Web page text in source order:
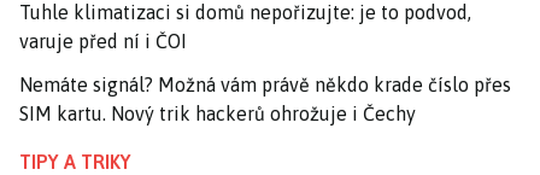
Tuhle klimatizaci si domů nepořizujte: je to podvod,
varuje před ní i ČOI
Nemáte signál? Možná vám právě někdo krade číslo přes
SIM kartu. Nový trik hackerů ohrožuje i Čechy
TIPY A TRIKY